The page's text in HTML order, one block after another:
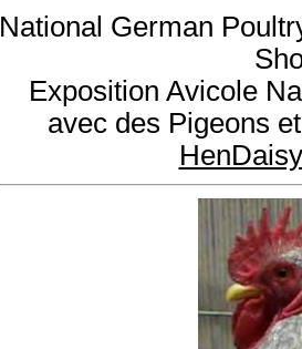
National German
Exposition Avicole
avec des Pigeons
HenDaisy